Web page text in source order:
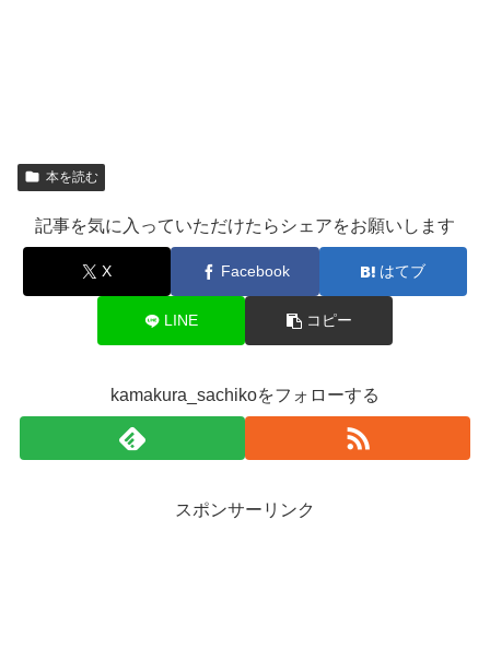
本を読む
記事を気に入っていただけたらシェアをお願いします
X Facebook はてブ
LINE コピー
kamakura_sachikoをフォローする
スポンサーリンク